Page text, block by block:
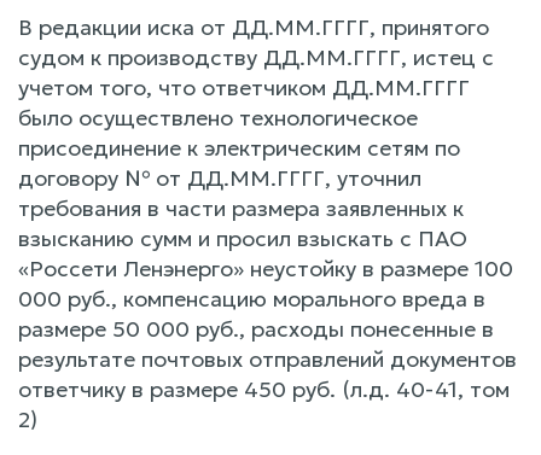
В редакции иска от ДД.ММ.ГГГГ, принятого
судом к производству ДД.ММ.ГГГГ, истец с
учетом того, что ответчиком ДД.ММ.ГГГГ
было осуществлено технологическое
присоединение к электрическим сетям по
договору № от ДД.ММ.ГГГГ, уточнил
требования в части размера заявленных к
взысканию сумм и просил взыскать с ПАО
«Россети Ленэнерго» неустойку в размере 100
000 руб., компенсацию морального вреда в
размере 50 000 руб., расходы понесенные в
результате почтовых отправлений документов
ответчику в размере 450 руб. (л.д. 40-41, том
2)